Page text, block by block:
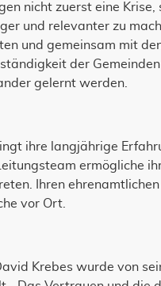
nicht zuerst eine
und relevanter zu
und gemeinsam mit
der
gelernt werden.
ihre langjährige
ermögliche
Ihren
vor Ort.
Krebes wurde von